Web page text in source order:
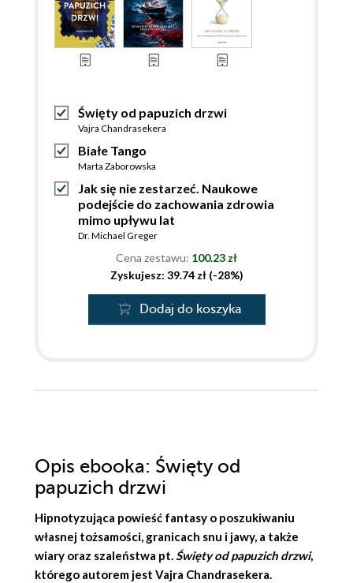
Święty od papuzich drzwi
Vajra Chandrasekera
Białe Tango
Marta Zaborowska
Jak się nie zestarzeć. Naukowe
podejście do zachowania zdrowia
mimo upływu lat
Dr. Michael Greger
Cena zestawu: 100.23 zł
Zyskujesz: 39.74 zł (-28%)
Dodaj do koszyka
Opis ebooka: Święty od
papuzich drzwi
Hipnotyzująca powieść fantasy o poszukiwaniu
własnej tożsamości, granicach snu i jawy, a także
wiary oraz szaleństwa pt.Święty od papuzich drzwi,
którego autorem jest Vajra Chandrasekera.